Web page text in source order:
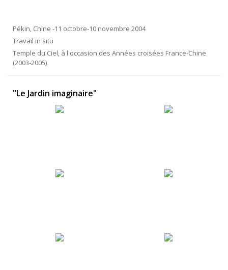
Pékin, Chine -11 octobre-10 novembre 2004
Travail in situ
Temple du Ciel, à l'occasion des Années croisées France-Chine
(2003-2005)
"Le Jardin imaginaire"